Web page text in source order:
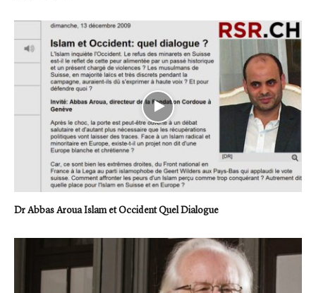
Dr Abbas Aroua Islam et Occident Quel Dialogue